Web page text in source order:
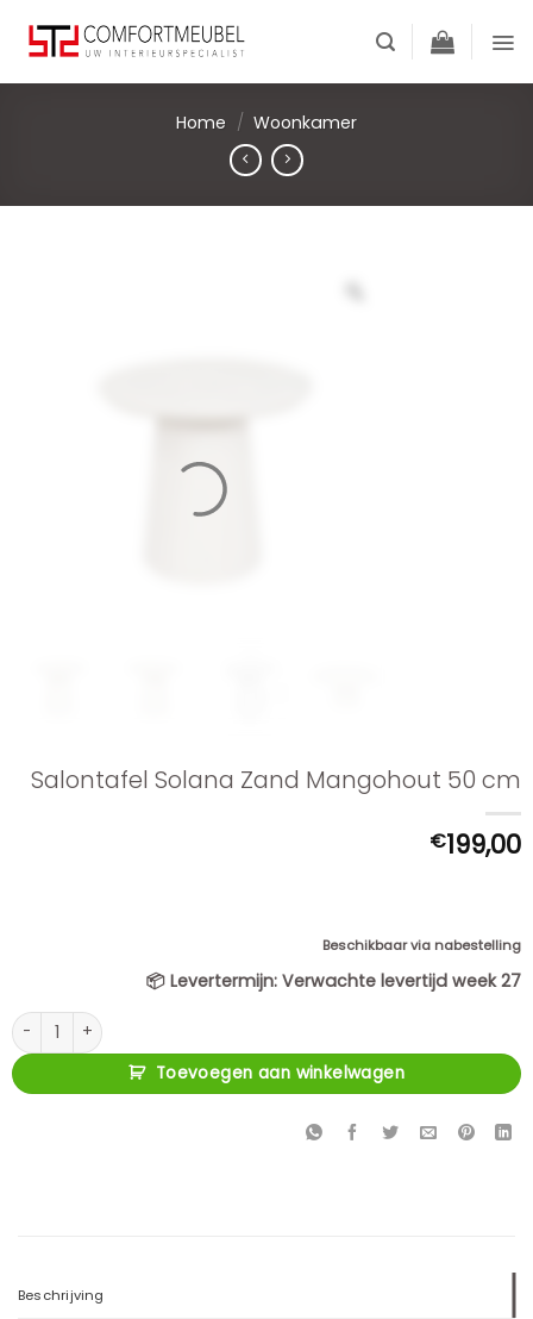
content
Home / Woonkamer
Salontafel Solana Zand Mangohout 50 cm
€199,00
Beschikbaar via nabestelling
📦 Levertermijn: Verwachte levertijd week 27
Salontafel Solana Zand Mangohout 50 cm aantal
Toevoegen aan winkelwagen
Beschrijving